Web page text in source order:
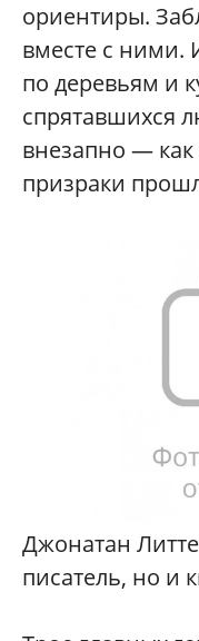
ориентиры.
вместе с ними.
по деревьям и
спрятавшихся
внезапно —
призраки
Джонатан
писатель, но и